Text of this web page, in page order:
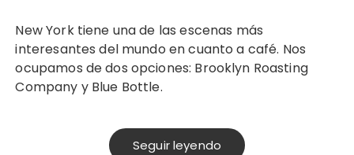
New York tiene una de las escenas más
interesantes del mundo en cuanto a café. Nos
ocupamos de dos opciones: Brooklyn Roasting
Company y Blue Bottle.
Seguir leyendo